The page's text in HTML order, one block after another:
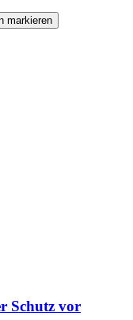
markieren
Schutz vor